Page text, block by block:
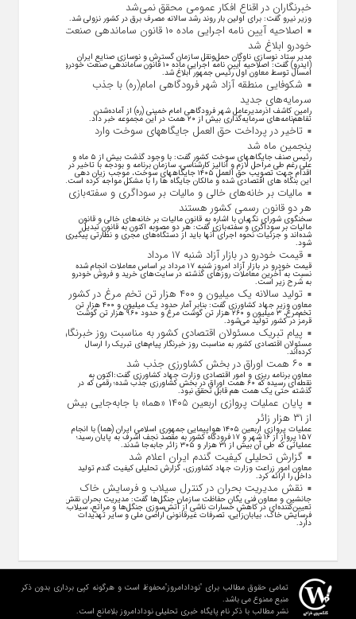
خبرنگاران در اقناع افکار عمومی محقق نمی‌شد
وزیر نیرو گفت: برای اولین بار روند رشد سالانه مصرف برق در کشور نزولی شد.
اصلاحیه آیین نامه اجرایی ماده ۱۰ قانون ساماندهی صنعت
خودرو ابلاغ شد
مدیر ستاد نوسازی ناوگان حمل‌ونقل سازمان گسترش و نوسازی صنایع ایران
(ایدرو) گفت: اصلاحیه آیین نامه اجرایی ماده ۱۰ قانون ساماندهی صنعت خودرو
امسال توسط معاون اول رئیس جمهور ابلاغ شد.
شکوفایی منطقه آزاد شهر فرودگاهی امام(ره) با جذب
سرمایه‌های جدید
رامین کاشف اذرمدیرعامل شهر فرودگاهی امام خمینی (ره) از آماده‌شدن
تفاهم‌نامه‌های سرمایه‌گذاری بیش از ۲۰ همت در این مجموعه خبر داد.
تاخیر در پرداخت حق العمل جایگاههای سوخت وارد
پنجمین ماه شد
رئیس صنف جایگاههای سوخت کشور گفت: با وجود گذشت بیش از ۵ ماه و
علی رغم طی مراحل لازم و آنالیز کارشناسی، سازمان برنامه و بودجه با تاخیر در
اقدام جهت تصویب حق العمل ۱۴۰۵ جایگاههای سوخت، موجب زیان دهی
این بنگاه های اقتصادی شده و مالکان جایگاه ها را با مشکل مواجه کرده است.
مالیات بر خانه‌های خالی و مالیات بر سوداگری و سفته‌بازی
هر دو قانون رسمی کشور هستند
سخنگوی شورای نگهبان با اشاره به قانون مالیات بر خانه‌های خالی و قانون
مالیات بر سوداگری و سفته‌بازی گفت: هر دو مصوبه اکنون به قانون تبدیل
شده‌اند و جزئیات نحوه اجرای آنها باید از دستگاه‌های مجری و نظارتی پیگیری
شود.
قیمت خودرو در بازار آزاد شنبه ۱۷ مرداد
قیمت خودرو در بازار آزاد امروز شنبه ۱۷ مرداد بر اساس معاملات انجام شده
نسبت به آخرین معاملات روز‌های گذشته در سایت‌های خرید و فروش خودرو
به شرح زیر است.
تولید سالانه یک میلیون و ۴۰۰ هزار تن تخم مرغ در کشور
معاون وزیر جهاد کشاورزی گفت: بنابر آمار حدود یک میلیون و ۴۰۰ هزار تن
تخم‌مرغ، ۳ میلیون و ۲۶۰ هزار تن گوشت مرغ و حدود ۹۶۰ هزار تن گوشت
قرمز در کشور تولید می‌شود.
پیام تبریک مسئولان اقتصادی کشور به مناسبت روز خبرنگار
مسئولان اقتصادی کشور به مناسبت روز خبرنگار پیام‌های تبریک را ارسال
کرده‌اند.
۶۰ همت اوراق در بخش کشاورزی جذب شد
معاون برنامه ریزی و امور اقتصادی وزارت جهاد کشاورزی گفت:اکنون به
نقطه‌ای رسیده که ۶۰ همت اوراق در بخش کشاورزی جذب شده؛ رقمی که در
گذشته حتی یک همت هم قابل تحقق نبود.
پایان عملیات پروازی اربعین ۱۴۰۵ «هما» با جابه‌جایی بیش
از ۳۱ هزار زائر
عملیات پروازی اربعین ۱۴۰۵ هواپیمایی جمهوری اسلامی ایران (هما) با انجام
۱۵۷ پرواز از ۱۶ شهر و ۱۷ فرودگاه کشور به مقصد نجف اشرف به پایان رسید؛
عملیاتی که طی آن بیش از ۳۱ هزار و ۳۰۵ زائر جابه‌جا شدند.
گزارش تحلیلی کیفیت گندم ایران اعلام شد
معاون امور زراعت وزارت جهاد کشاورزی، گزارش تحلیلی کیفیت گندم تولید
داخل را ارائه کرد.
نقش مدیریت بحران در کنترل سیلاب و فرسایش خاک
جانشین و معاون فنی یگان حفاظت سازمان جنگل‌ها گفت: مدیریت بحران نقش
تعیین‌کننده‌ای در کاهش خسارات ناشی از آتش‌سوزی جنگل‌ها و مراتع، سیلاب،
فرسایش خاک، بیابان‌زایی، تصرفات غیرقانونی اراضی ملی و سایر تهدیدات
دارد.
تمامی حقوق مطالب برای "نودادامروز"محفوظ است و هرگونه کپی برداری بدون ذکر
منبع ممنوع می باشد.
نشر مطالب با ذکر نام پایگاه خبری تحلیلی نودادامروز بلامانع است.